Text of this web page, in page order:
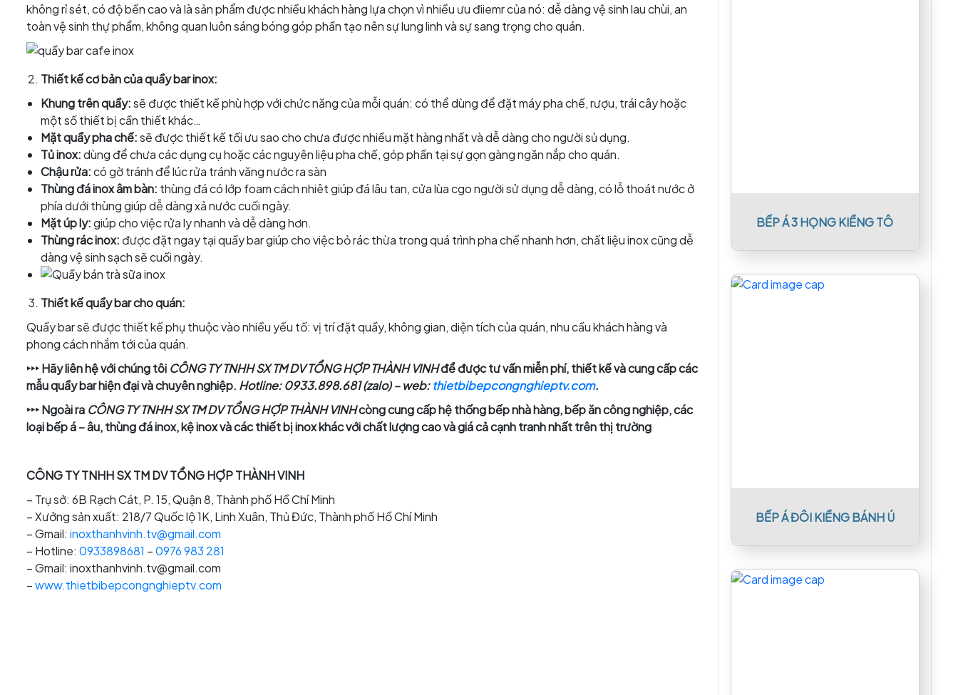
không rỉ sét, có độ bền cao và là sản phẩm được nhiều khách hàng lựa chọn vì nhiều ưu điiemr của nó: dễ dàng vệ sinh lau chùi, an
toàn vệ sinh thự phẩm, không quan luôn sáng bóng góp phần tạo nên sự lung linh và sự sang trọng cho quán.
Thiết kế cơ bản của quầy bar inox:
Khung trên quầy:sẽ được thiết kế phù hợp với chức năng của mỗi quán: có thể dùng để đặt máy pha chế, rượu, trái cây hoặc
một số thiết bị cần thiết khác…
Mặt quầy pha chế:sẽ được thiết kế tối ưu sao cho chưa được nhiều mặt hàng nhất và dễ dàng cho người sủ dụng.
Tủ inox:dùng để chưa các dụng cụ hoặc các nguyên liệu pha chế, góp phần tại sự gọn gàng ngăn nắp cho quán.
Chậu rửa:có gờ tránh để lúc rửa tránh văng nước ra sàn
Thùng đá inox âm bàn: thùng đá có lớp foam cách nhiêt giúp đá lâu tan, cửa lùa cgo người sử dụng dễ dàng, có lỗ thoát nước ở
phía dưới thùng giúp dễ dàng xả nước cuối ngày.
Mặt úp ly:giúp cho việc rửa ly nhanh và dễ dàng hơn.
Thùng rác inox: được đặt ngay tại quầy bar giúp cho việc bỏ rác thừa trong quá trình pha chế nhanh hơn, chất liệu inox cũng dễ
dàng vệ sinh sạch sẽ cuối ngày.
Thiết kế quầy bar cho quán:
Quầy bar sẽ được thiết kế phụ thuộc vào nhiều yếu tố: vị trí đặt quầy, không gian, diện tích của quán, nhu cầu khách hàng và
phong cách nhắm tới của quán.
‣‣‣ Hãy liên hệ với chúng tôi CÔNG TY TNHH SX TM DV TỔNG HỢP THÀNH VINHđể được tư vấn miễn phí, thiết kế và cung cấp các
mẫu quầy bar hiện đại và chuyên nghiệp. Hotline: 0933.898.681 (zalo) – web:thietbibepcongnghieptv.com.
‣‣‣ Ngoài ra CÔNG TY TNHH SX TM DV TỔNG HỢP THÀNH VINHcòng cung cấp hệ thống bếp nhà hàng, bếp ăn công nghiệp, các
loại bếp á – âu, thùng đá inox, kệ inox và các thiết bị inox khác với chất lượng cao và giá cả cạnh tranh nhất trên thị trường
CÔNG TY TNHH SX TM DV TỔNG HỢP THÀNH VINH
– Trụ sở: 6B Rạch Cát, P. 15, Quận 8, Thành phố Hồ Chí Minh
– Xưởng sản xuất: 218/7 Quốc lộ 1K, Linh Xuân, Thủ Đức, Thành phố Hồ Chí Minh
– Gmail: inoxthanhvinh.tv@gmail.com
– Hotline: 0933898681 –0976 983 281
– Gmail: inoxthanhvinh.tv@gmail.com
–www.thietbibepcongnghieptv.com
BẾP Á 3 HỌNG KIỀNG TÔ
BẾP Á ĐÔI KIỀNG BÁNH Ú